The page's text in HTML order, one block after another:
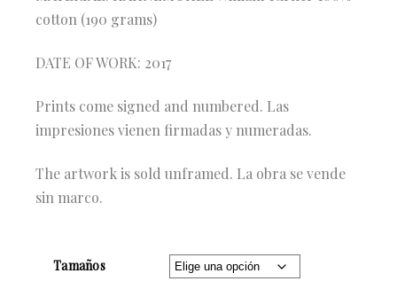
cotton (190 grams)
DATE OF WORK: 2017
Prints come signed and numbered. Las
impresiones vienen firmadas y numeradas.
The artwork is sold unframed. La obra se vende
sin marco.
Tamaños